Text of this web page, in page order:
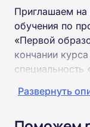
Приглашаем на
обучения по
«Первой
кончании
Развернуть